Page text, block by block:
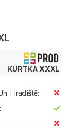
KURTKA XXXL
Hradiště: